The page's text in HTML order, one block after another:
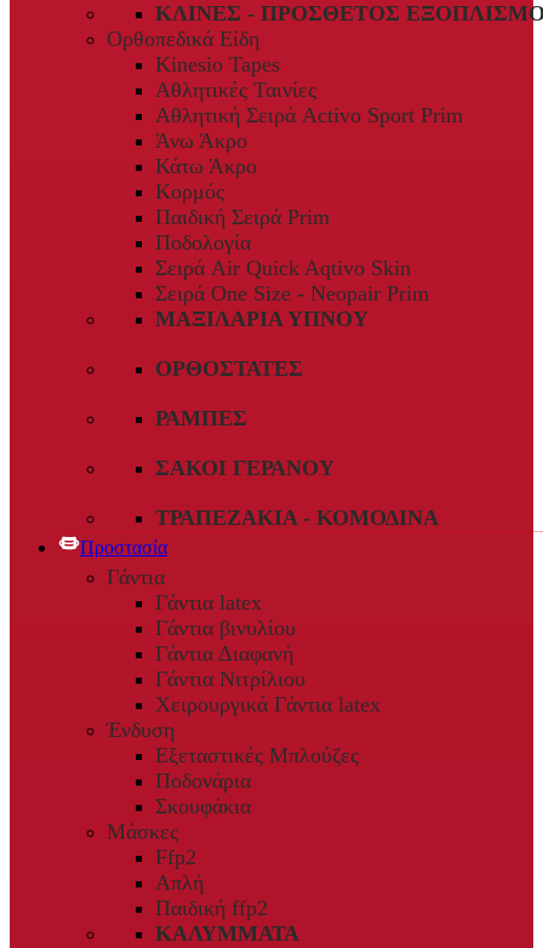
ΚΛΊΝΕΣ - ΠΡΌΣΘΕΤΟΣ
Ορθοπεδικά Είδη
Kinesio Tapes
Αθλητικές Ταινίες
Αθλητική Σειρά Activo Sport Prim
Άνω Άκρο
Κάτω Άκρο
Κορμός
Παιδική Σειρά Prim
Ποδολογία
Σειρά Air Quick Aqtivo Skin
Σειρά One Size - Neopair Prim
ΜΑΞΙΛΆΡΙΑ ΎΠΝΟΥ
ΟΡΘΟΣΤΆΤΕΣ
ΡΆΜΠΕΣ
ΣΆΚΟΙ ΓΕΡΑΝΟΎ
ΤΡΑΠΕΖΆΚΙΑ - ΚΟΜΟΔΊΝΑ
Προστασία
Γάντια
Γάντια latex
Γάντια βινυλίου
Γάντια Διαφανή
Γάντια Νιτρίλιου
Χειρουργικά Γάντια latex
Ένδυση
Εξεταστικές Μπλούζες
Ποδονάρια
Σκουφάκια
Μάσκες
Ffp2
Απλή
Παιδική ffp2
ΚΑΛΎΜΜΑΤΑ